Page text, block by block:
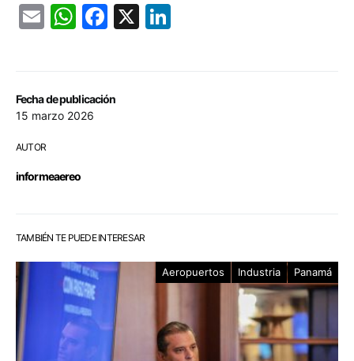
Fecha de publicación
15 marzo 2026
AUTOR
informeaereo
EmailWhatsApp
Facebook
X
TAMBIÉN TE PUEDE INTERESAR
Aeropuertos Industria Panamá